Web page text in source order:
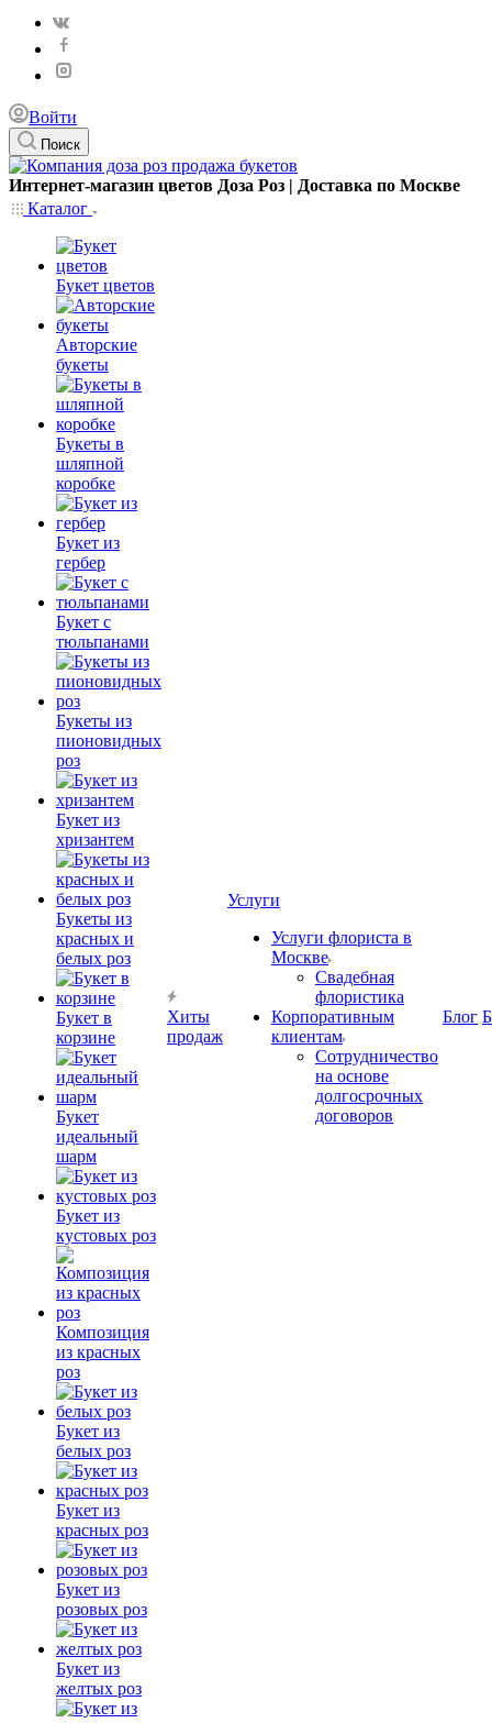
Войти
Поиск
Интернет-магазин цветов Доза Роз | Доставка по Москве
Каталог
Букет цветов
Авторские
букеты
Букеты в
шляпной
коробке
Букет из
гербер
Букет с
тюльпанами
Букеты из
пионовидных
роз
Букет из
хризантем
Букеты из
красных и
белых роз
Букет в
корзине
Букет
идеальный
шарм
Букет из
кустовых роз
Композиция
из красных
роз
Букет из
белых роз
Букет из
красных роз
Букет из
розовых роз
Букет из
желтых роз
Хиты
продаж
Услуги
Услуги флориста в
Москве
Свадебная
флористика
Корпоративным
клиентам
Сотрудничество
на основе
долгосрочных
договоров
Блог